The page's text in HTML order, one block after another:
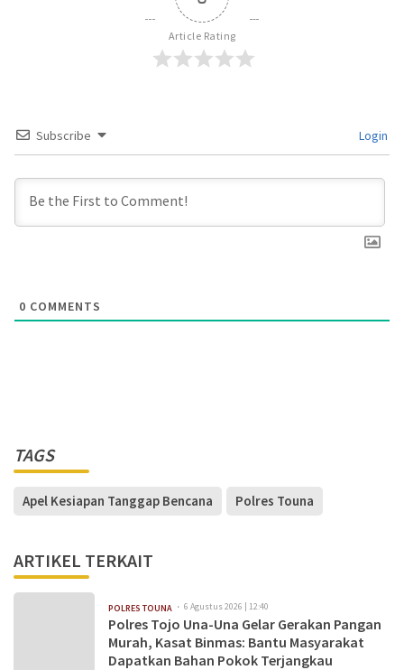
Article Rating
Subscribe Login
0 COMMENTS
TAGS
Apel Kesiapan Tanggap Bencana Polres Touna
ARTIKEL TERKAIT
POLRES TOUNA 6 Agustus 2026 | 12:40
Polres Tojo Una-Una Gelar Gerakan Pangan
Murah, Kasat Binmas: Bantu Masyarakat
Dapatkan Bahan Pokok Terjangkau